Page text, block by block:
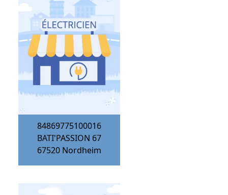
84869775100016
BATI'PASSION 67
67520 Nordheim